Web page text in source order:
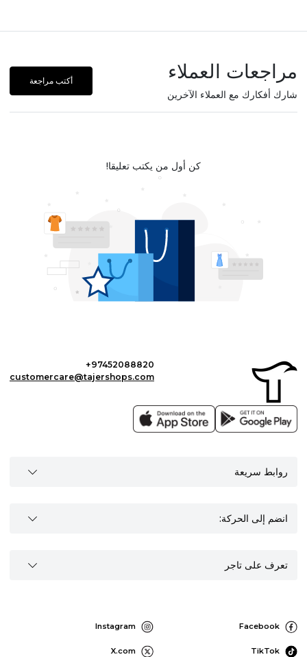
مراجعات العملاء
شارك أفكارك مع العملاء الآخرين
أكتب مراجعة
كن أول من يكتب تعليقا!
+97452088820
customercare@tajershops.com
روابط سريعة
انضم إلى الحركة:
تعرف على تاجر
Facebook
Instagram
TikTok
X.com